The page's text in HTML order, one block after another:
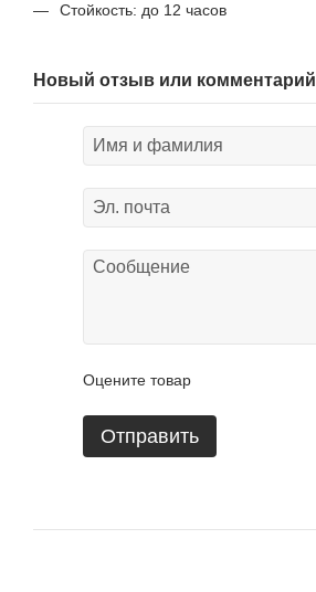
Стойкость: до 12 часов
Новый отзыв или комментарий
Оцените товар
Отправить